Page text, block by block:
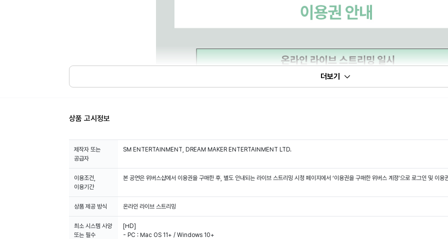
더보기
상품 고시정보
제작자 또는
공급자
SM ENTERTAINMENT, DREAM MAKER ENTERTAINMENT LTD.
이용조건,
이용기간
본 공연은 위버스샵에서 이용권을 구매한 후, 별도 안내되는 라이브 스트리밍 시청 페이지에서 ‘이용권을 구매한 위버스 계정’으로 로그인 및 이
상품 제공 방식 온라인 라이브 스트리밍
최소 시스템 사양
또는 필수
[HD]
- PC : Mac OS 11+ / Windows 10+